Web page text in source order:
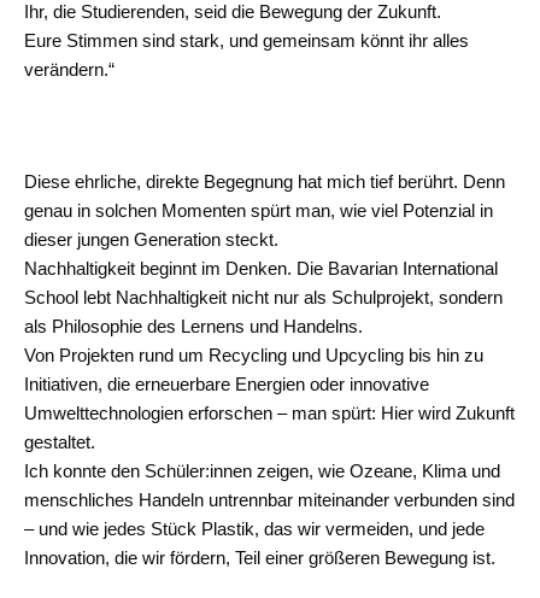
Ihr, die Studierenden, seid die Bewegung der Zukunft.
Eure Stimmen sind stark, und gemeinsam könnt ihr alles
verändern.“
Diese ehrliche, direkte Begegnung hat mich tief berührt. Denn
genau in solchen Momenten spürt man, wie viel Potenzial in
dieser jungen Generation steckt.
Nachhaltigkeit beginnt im Denken. Die Bavarian International
School lebt Nachhaltigkeit nicht nur als Schulprojekt, sondern
als Philosophie des Lernens und Handelns.
Von Projekten rund um Recycling und Upcycling bis hin zu
Initiativen, die erneuerbare Energien oder innovative
Umwelttechnologien erforschen – man spürt: Hier wird Zukunft
gestaltet.
Ich konnte den Schüler:innen zeigen, wie Ozeane, Klima und
menschliches Handeln untrennbar miteinander verbunden sind
– und wie jedes Stück Plastik, das wir vermeiden, und jede
Innovation, die wir fördern, Teil einer größeren Bewegung ist.